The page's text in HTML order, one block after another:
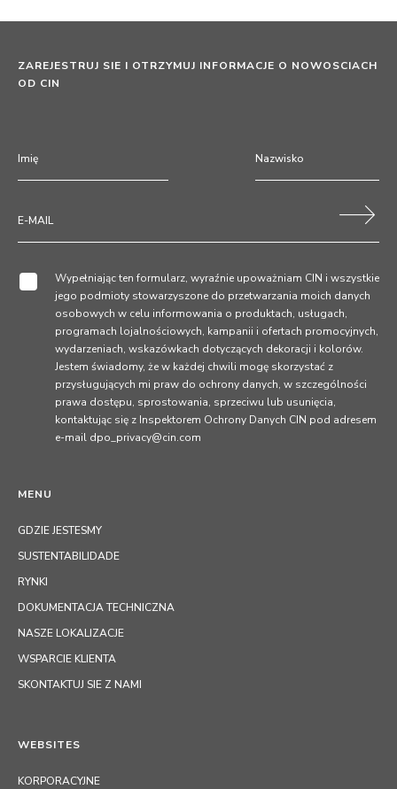
MENU
GDZIE JESTESMY
SUSTENTABILIDADE
RYNKI
DOKUMENTACJA TECHNICZNA
NASZE LOKALIZACJE
WSPARCIE KLIENTA
SKONTAKTUJ SIE Z NAMI
ZAREJESTRUJ SIE I OTRZYMUJ INFORMACJE O NOWOSCIACH
OD CIN
Wypełniając ten formularz, wyraźnie upoważniam CIN i wszystkie
jego podmioty stowarzyszone do przetwarzania moich danych
osobowych w celu informowania o produktach, usługach,
programach lojalnościowych, kampanii i ofertach promocyjnych,
wydarzeniach, wskazówkach dotyczących dekoracji i kolorów.
Jestem świadomy, że w każdej chwili mogę skorzystać z
przysługujących mi praw do ochrony danych, w szczególności
prawa dostępu, sprostowania, sprzeciwu lub usunięcia,
kontaktując się z Inspektorem Ochrony Danych CIN pod adresem
e-mail dpo_privacy@cin.com
WEBSITES
KORPORACYJNE